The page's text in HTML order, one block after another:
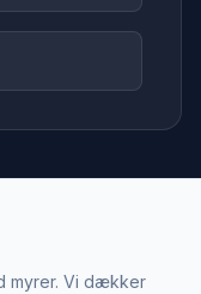
myrer. Vi dækker